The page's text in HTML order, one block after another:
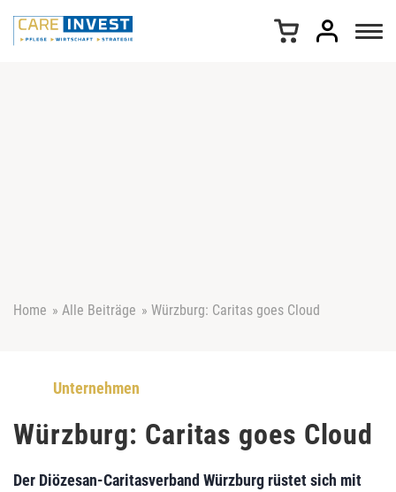
Home » Alle Beiträge » Würzburg: Caritas goes Cloud
Unternehmen
Würzburg: Caritas goes Cloud
Der Diözesan-Caritasverband Würzburgrüstet sich mit